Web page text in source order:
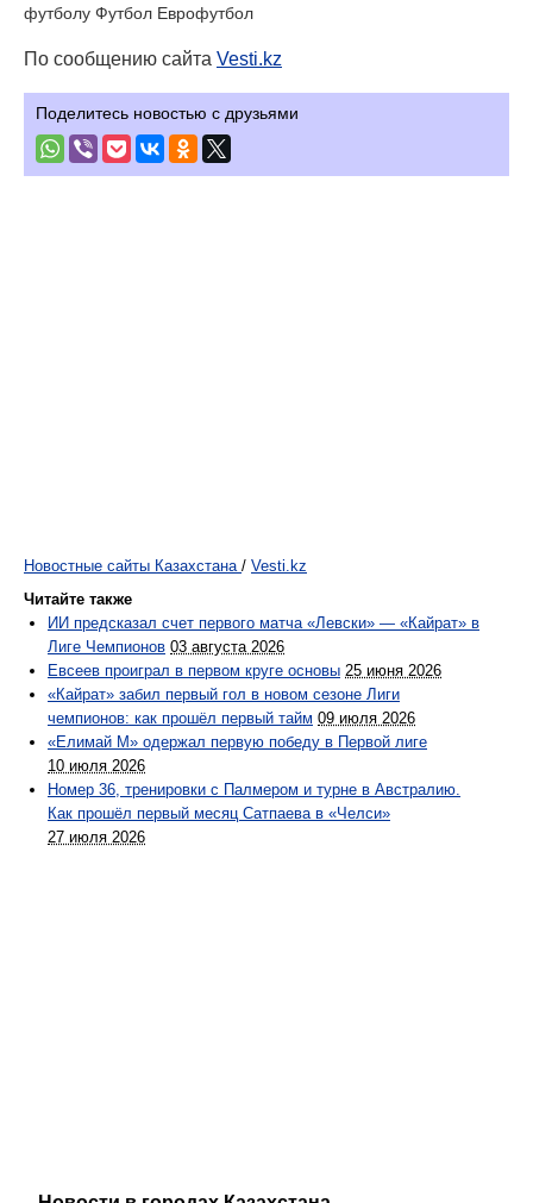
футболу Футбол Еврофутбол
По сообщению сайта Vesti.kz
Поделитесь новостью с друзьями
Новостные сайты Казахстана / Vesti.kz
Читайте также
ИИ предсказал счет первого матча «Левски» — «Кайрат» в
Лиге Чемпионов 03 августа 2026
Евсеев проиграл в первом круге основы 25 июня 2026
«Кайрат» забил первый гол в новом сезоне Лиги
чемпионов: как прошёл первый тайм 09 июля 2026
«Елимай М» одержал первую победу в Первой лиге
10 июля 2026
Номер 36, тренировки с Палмером и турне в Австралию.
Как прошёл первый месяц Сатпаева в «Челси»
27 июля 2026